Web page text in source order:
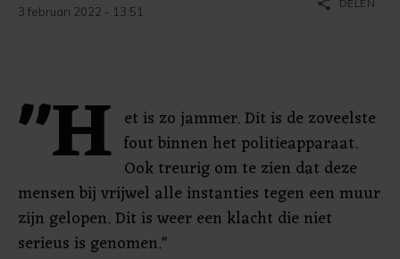
3 februari 2022 - 13:51
share DELEN
"H et is zo jammer. Dit is de zoveelste
fout binnen het politieapparaat.
Ook treurig om te zien dat deze
mensen bij vrijwel alle instanties tegen een muur
zijn gelopen. Dit is weer een klacht die niet
serieus is genomen."